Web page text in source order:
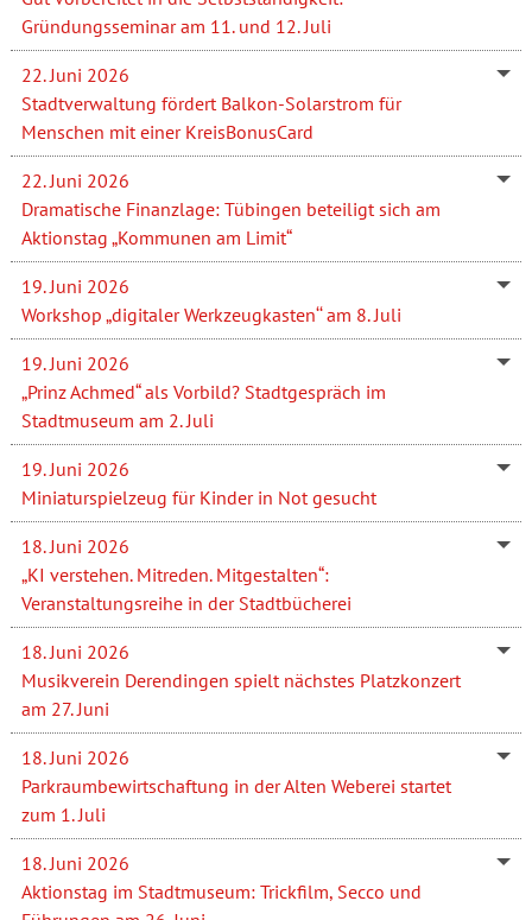
Gründungsseminar am 11. und 12. Juli
22. Juni 2026
Stadtverwaltung fördert Balkon-Solarstrom für
Menschen mit einer KreisBonusCard
22. Juni 2026
Dramatische Finanzlage: Tübingen beteiligt sich am
Aktionstag „Kommunen am Limit“
19. Juni 2026
Workshop „digitaler Werkzeugkasten‘‘ am 8. Juli
19. Juni 2026
„Prinz Achmed“ als Vorbild? Stadtgespräch im
Stadtmuseum am 2. Juli
19. Juni 2026
Miniaturspielzeug für Kinder in Not gesucht
18. Juni 2026
„KI verstehen. Mitreden. Mitgestalten“:
Veranstaltungsreihe in der Stadtbücherei
18. Juni 2026
Musikverein Derendingen spielt nächstes Platzkonzert
am 27. Juni
18. Juni 2026
Parkraumbewirtschaftung in der Alten Weberei startet
zum 1. Juli
18. Juni 2026
Aktionstag im Stadtmuseum: Trickfilm, Secco und